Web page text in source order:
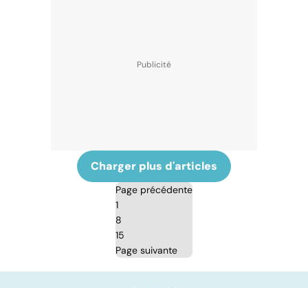
Charger plus d'articles
Page précédente
1
8
15
Page suivante